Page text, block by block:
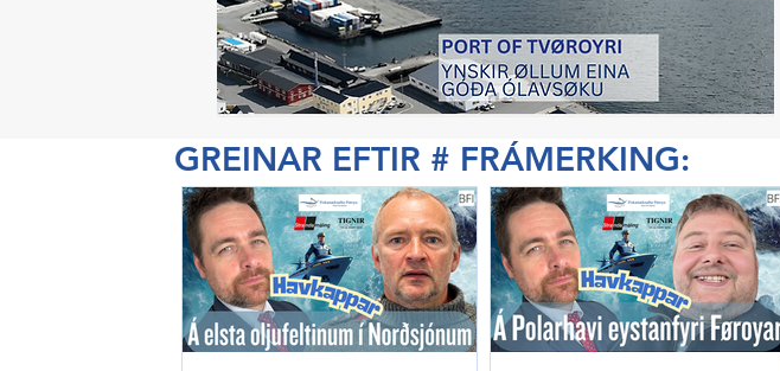
GREINAR EFTIR # FRÁMERKING: